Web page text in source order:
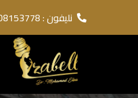
نليفون : 01008153778